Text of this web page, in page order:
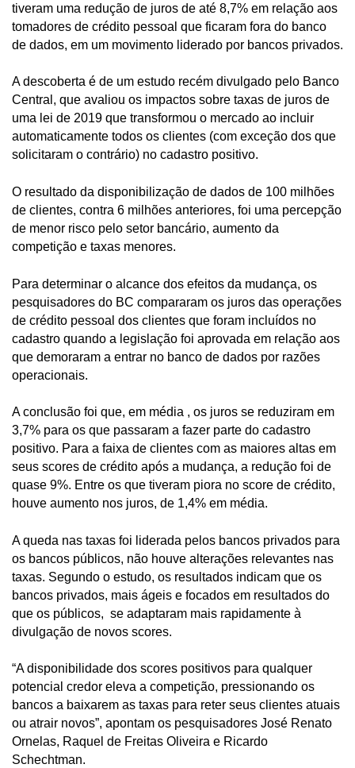
tiveram uma redução de juros de até 8,7% em relação aos
tomadores de crédito pessoal que ficaram fora do banco
de dados, em um movimento liderado por bancos privados.
A descoberta é de um estudo recém divulgado pelo Banco
Central, que avaliou os impactos sobre taxas de juros de
uma lei de 2019 que transformou o mercado ao incluir
automaticamente todos os clientes (com exceção dos que
solicitaram o contrário) no cadastro positivo.
O resultado da disponibilização de dados de 100 milhões
de clientes, contra 6 milhões anteriores, foi uma percepção
de menor risco pelo setor bancário, aumento da
competição e taxas menores.
Para determinar o alcance dos efeitos da mudança, os
pesquisadores do BC compararam os juros das operações
de crédito pessoal dos clientes que foram incluídos no
cadastro quando a legislação foi aprovada em relação aos
que demoraram a entrar no banco de dados por razões
operacionais.
A conclusão foi que, em média , os juros se reduziram em
3,7% para os que passaram a fazer parte do cadastro
positivo. Para a faixa de clientes com as maiores altas em
seus scores de crédito após a mudança, a redução foi de
quase 9%. Entre os que tiveram piora no score de crédito,
houve aumento nos juros, de 1,4% em média.
A queda nas taxas foi liderada pelos bancos privados para
os bancos públicos, não houve alterações relevantes nas
taxas. Segundo o estudo, os resultados indicam que os
bancos privados, mais ágeis e focados em resultados do
que os públicos, se adaptaram mais rapidamente à
divulgação de novos scores.
“A disponibilidade dos scores positivos para qualquer
potencial credor eleva a competição, pressionando os
bancos a baixarem as taxas para reter seus clientes atuais
ou atrair novos”, apontam os pesquisadores José Renato
Ornelas, Raquel de Freitas Oliveira e Ricardo
Schechtman.